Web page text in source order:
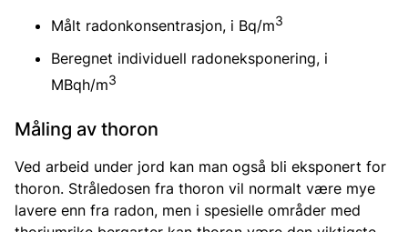
Målt radonkonsentrasjon, i Bq/m3
Beregnet individuell radoneksponering, i
MBqh/m3
Måling av thoron
Ved arbeid under jord kan man også bli eksponert for
thoron. Stråledosen fra thoron vil normalt være mye
lavere enn fra radon, men i spesielle områder med